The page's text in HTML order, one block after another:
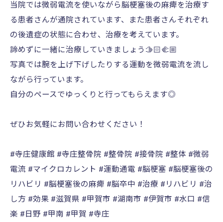
当院では微弱電流を使いながら脳梗塞後の麻痺を治療す
る患者さんが通院されています、また患者さんそれぞれ
の後遺症の状態に合わせ、治療を考えています。
諦めずに一緒に治療していきましょう🫱🏻‍🫲🏼
写真では腕を上げ下げしたりする運動を微弱電流を流し
ながら行っています。
自分のペースでゆっくりと行ってもらえます◎
ぜひお気軽にお問い合わせください！
#寺庄健康館 #寺庄整骨院 #整骨院 #接骨院 #整体 #微弱
電流 #マイクロカレント #運動通電 #脳梗塞 #脳梗塞後の
リハビリ #脳梗塞後の麻痺 #脳卒中 #治療 #リハビリ #治
し方 #効果 #滋賀県 #甲賀市 #湖南市 #伊賀市 #水口 #信
楽 #日野 #甲南 #甲賀 #寺庄